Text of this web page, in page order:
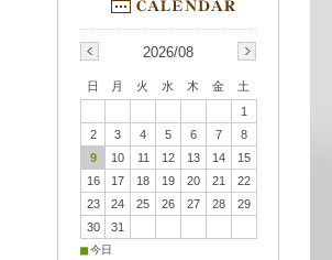
2026/08
日 月 火 水 木 金
土
1
2
3 4 5 6 7
8
9
10 11 12 13 14
15
16
17 18 19 20 21
22
23
24 25 26 27 28
29
30
31
■今日